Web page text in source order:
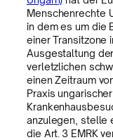
Menschenrechte
in dem es um die
einer Transitzone
Ausgestaltung
verletzlichen
einen Zeitraum
Praxis
anzulegen, stelle
die Art. 3 EMRK